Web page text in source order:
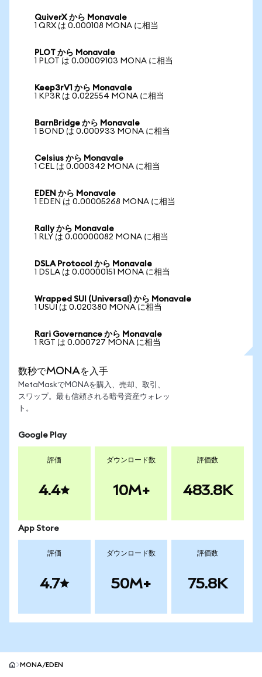
QuiverX から Monavale
1 QRX は 0.000108 MONA に相当
PLOT から Monavale
1 PLOT は 0.00009103 MONA に相当
Keep3rV1 から Monavale
1 KP3R は 0.022554 MONA に相当
BarnBridge から Monavale
1 BOND は 0.000933 MONA に相当
Celsius から Monavale
1 CEL は 0.000342 MONA に相当
EDEN から Monavale
1 EDEN は 0.00005268 MONA に相当
Rally から Monavale
1 RLY は 0.00000082 MONA に相当
DSLA Protocol から Monavale
1 DSLA は 0.00000151 MONA に相当
Wrapped SUI (Universal) から Monavale
1 USUI は 0.020380 MONA に相当
Rari Governance から Monavale
1 RGT は 0.000727 MONA に相当
数秒でMONAを入手
MetaMaskでMONAを購入、売却、取引、
スワップ。最も信頼される暗号資産ウォレッ
ト。
Google Play
評価
4.4
ダウンロード数
10M+
評価数
483.8K
App Store
評価
4.7
ダウンロード数
50M+
評価数
75.8K
MONA/EDEN